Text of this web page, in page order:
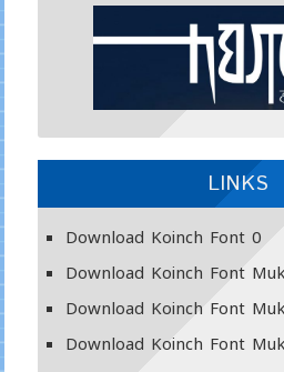
LINKS
Download Koinch Font0
Download Koinch Font
Download Koinch Font
Download Koinch Font